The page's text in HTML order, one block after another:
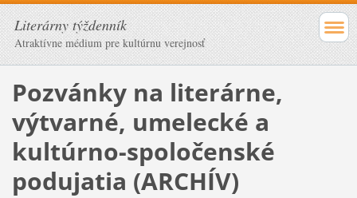
Literárny týždenník
Atraktívne médium pre kultúrnu verejnosť
Pozvánky na literárne,
výtvarné, umelecké a
kultúrno-spoločenské
podujatia (ARCHÍV)